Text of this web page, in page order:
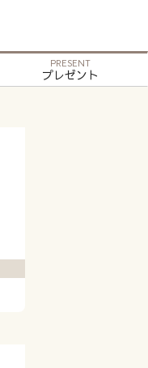
PRESENT
プレゼント